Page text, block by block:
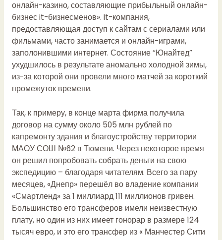
онлайн-казино, составляющие прибыльный онлайн-
бизнес it-бизнесменов». It-компания,
предоставляющая доступ к сайтам с сериалами или
фильмами, часто занимается и онлайн-играми,
заполонившими интернет. Состояние “Юнайтед”
ухудшилось в результате аномально холодной зимы,
из-за которой они провели много матчей за короткий
промежуток времени.
Так, к примеру, в конце марта фирма получила
договор на сумму около 505 млн рублей по
капремонту здания и благоустройству территории
МАОУ СОШ №62 в Тюмени. Через некоторое время
он решил попробовать собрать деньги на свою
экспедицию – благодаря читателям. Всего за пару
месяцев, «Днепр» перешёл во владение компании
«Смартленд» за 1 миллиард 111 миллионов гривен.
Большинство его трансферов имели неизвестную
плату, но один из них имеет гонорар в размере 124
тысяч евро, и это его трансфер из « Манчестер Сити